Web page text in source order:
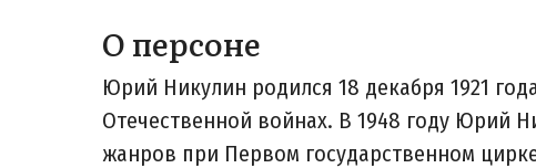
О персоне
Юрий Никулин родился 18 декабря 1921
Отечественной войнах. В 1948 году Юрий
жанров при Первом государственном